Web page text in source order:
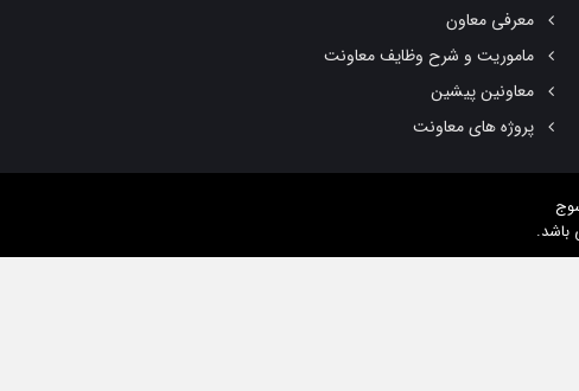
معرفی معاون
ماموریت و شرح وظایف معاونت
معاونین پیشین
پروژه های معاونت
باشد.